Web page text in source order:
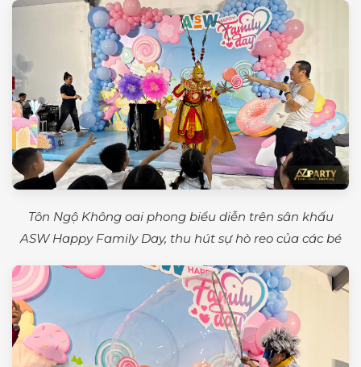
Tôn Ngộ Không oai phong biểu diễn trên sân khấu
ASW Happy Family Day, thu hút sự hò reo của các bé